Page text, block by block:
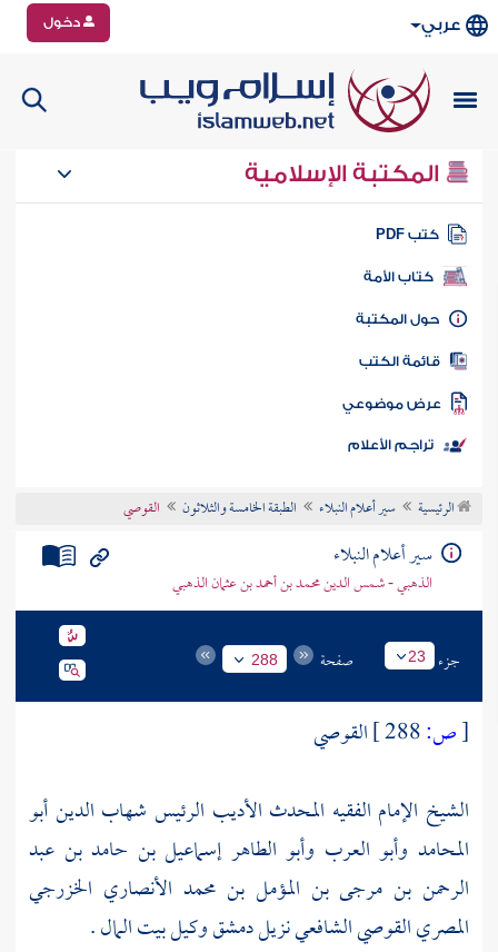
عربي دخول
المكتبة الإسلامية
كتب PDF
كتاب الأمة
المكتبة
الكتب
موضوعي
تراجم الأعلام
الرئيسية سير أعلام النبلاء الطبقة الخامسة والثلاثون القوصي
سير أعلام النبلاء
الذهبي - شمس الدين محمد بن أحمد بن عثمان الذهبي
جزء 23 صفحة 288
[ص:
القوصي
الشيخ الإمام الفقيه المحدث الأديب الرئيس شهاب الدين أبو
المحامد وأبو العرب وأبو الطاهر إسماعيل بن حامد بن عبد
الرحمن بن مرجى بن المؤمل بن محمد الأنصاري الخزرجي
المصري القوصي الشافعي نزيلدمشقوكيل بيت المال .